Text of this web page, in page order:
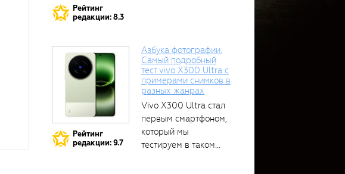
Рейтинг
редакции: 8.3
Рейтинг
редакции: 9.7
Азбука фотографии.
Самый подробный
тест vivo X300 Ultra с
примерами снимков в
разных жанрах
Vivo X300 Ultra стал
первым смартфоном,
который мы
тестируем в таком...